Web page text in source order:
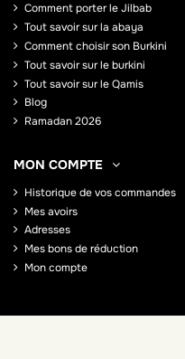
Comment porter le Jilbab
Tout savoir sur la abaya
Comment choisir son Burkini
Tout savoir sur le burkini
Tout savoir sur le Qamis
Blog
Ramadan 2026
MON COMPTE
Historique de vos commandes
Mes avoirs
Adresses
Mes bons de réduction
Mon compte